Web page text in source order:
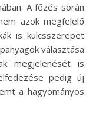
A főzés során
azok megfelelő
is kulcsszerepet
választása
megjelenését is
pedig új
a hagyományos